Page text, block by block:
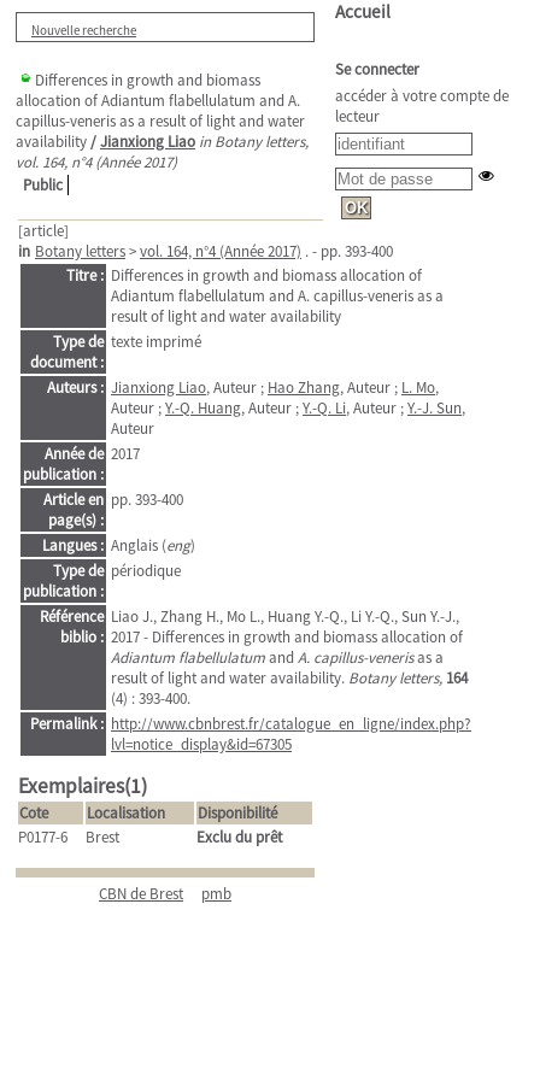
Nouvelle recherche
Differences in growth and biomass
allocation of Adiantum flabellulatum and A.
capillus-veneris as a result of light and water
availability/Jianxiong Liao in Botany letters,
vol. 164, n°4 (Année 2017)
Public
[article]
in Botany letters>vol. 164, n°4 (Année 2017) . - pp. 393-400
Titre : Differences in growth and biomass allocation of
Adiantum flabellulatum and A. capillus-veneris as a
result of light and water availability
Type de
document :
texte imprimé
Auteurs : Jianxiong Liao, Auteur ; Hao Zhang, Auteur ; L. Mo,
Auteur ;Y.-Q. Huang, Auteur ;Y.-Q. Li, Auteur ;Y.-J. Sun,
Auteur
Année de
publication :
2017
Article en
page(s) :
pp. 393-400
Langues : Anglais (eng)
Type de
publication :
périodique
Référence
biblio :
Liao J., Zhang H., Mo L., Huang Y.-Q., Li Y.-Q., Sun Y.-J.,
2017 - Differences in growth and biomass allocation of
Adiantum flabellulatumand A. capillus-venerisas a
result of light and water availability. Botany letters, 164
(4) : 393-400.
Permalink : http://www.cbnbrest.fr/catalogue_en_ligne/index.php?
lvl=notice_display&id=67305
Exemplaires(1)
Cote Localisation
Disponibilité
P0177-6
Brest Exclu du prêt
CBN de Brest pmb
Accueil
Se connecter
accéder à votre compte de
lecteur